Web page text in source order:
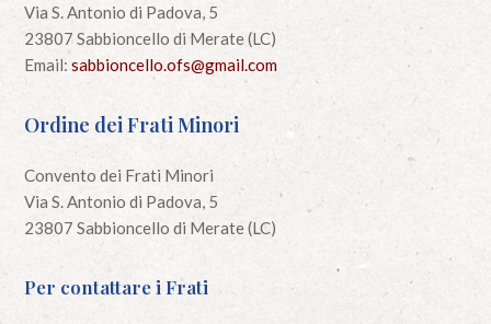
Via S. Antonio di Padova, 5
23807 Sabbioncello di Merate (LC)
Email:sabbioncello.ofs@gmail.com
Ordine dei Frati Minori
Convento dei Frati Minori
Via S. Antonio di Padova, 5
23807 Sabbioncello di Merate (LC)
Per contattare i Frati